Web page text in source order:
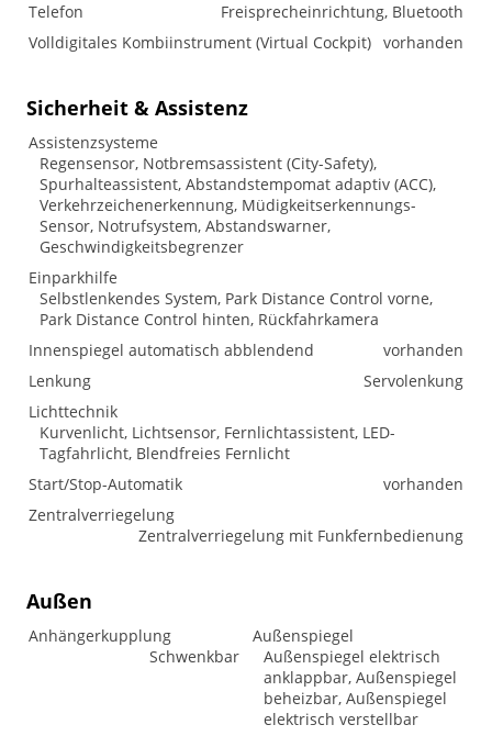
Telefon
Freisprecheinrichtung, Bluetooth
Volldigitales Kombiinstrument (Virtual Cockpit) vorhanden
Sicherheit & Assistenz
Assistenzsysteme
Regensensor, Notbremsassistent (City-Safety),
Spurhalteassistent, Abstandstempomat adaptiv (ACC),
Verkehrzeichenerkennung, Müdigkeitserkennungs-
Sensor, Notrufsystem, Abstandswarner,
Geschwindigkeitsbegrenzer
Einparkhilfe
Selbstlenkendes System, Park Distance Control vorne,
Park Distance Control hinten, Rückfahrkamera
Innenspiegel automatisch abblendend
vorhanden
Lenkung
Servolenkung
Lichttechnik
Kurvenlicht, Lichtsensor, Fernlichtassistent, LED-
Tagfahrlicht, Blendfreies Fernlicht
Start/Stop-Automatik
vorhanden
Zentralverriegelung
Zentralverriegelung mit Funkfernbedienung
Außen
Anhängerkupplung
Schwenkbar
Außenspiegel
Außenspiegel elektrisch
anklappbar, Außenspiegel
beheizbar, Außenspiegel
elektrisch verstellbar